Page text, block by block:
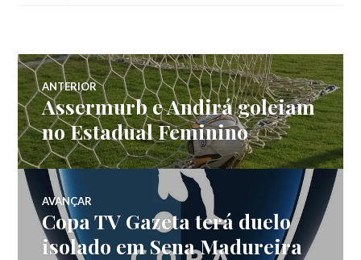
ANTERIOR
Assermurb e Andirá goleiam
no Estadual Feminino
AVANÇAR
Copa TV Gazeta terá duelo
isolado em Sena Madureira